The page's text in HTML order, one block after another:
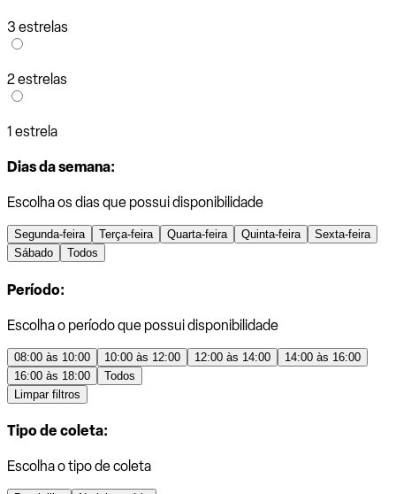
3 estrelas
2 estrelas
1 estrela
Dias da semana:
Escolha os dias que possui disponibilidade
Segunda-feira Terça-feira Quarta-feira Quinta-feira
Sexta-feira
Sábado
Todos
Período:
Escolha o período que possui disponibilidade
08:00 às 10:00 10:00 às 12:00 12:00 às 14:00
14:00 às 16:00
16:00 às 18:00
Todos
Limpar filtros
Tipo de coleta:
Escolha o tipo de coleta